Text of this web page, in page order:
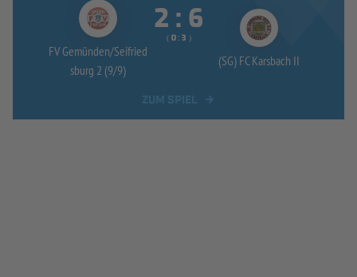
FV Gemünden/Seifried
sburg 2 (9/9)
 : 
( :  )
(SG) FC Karsbach II